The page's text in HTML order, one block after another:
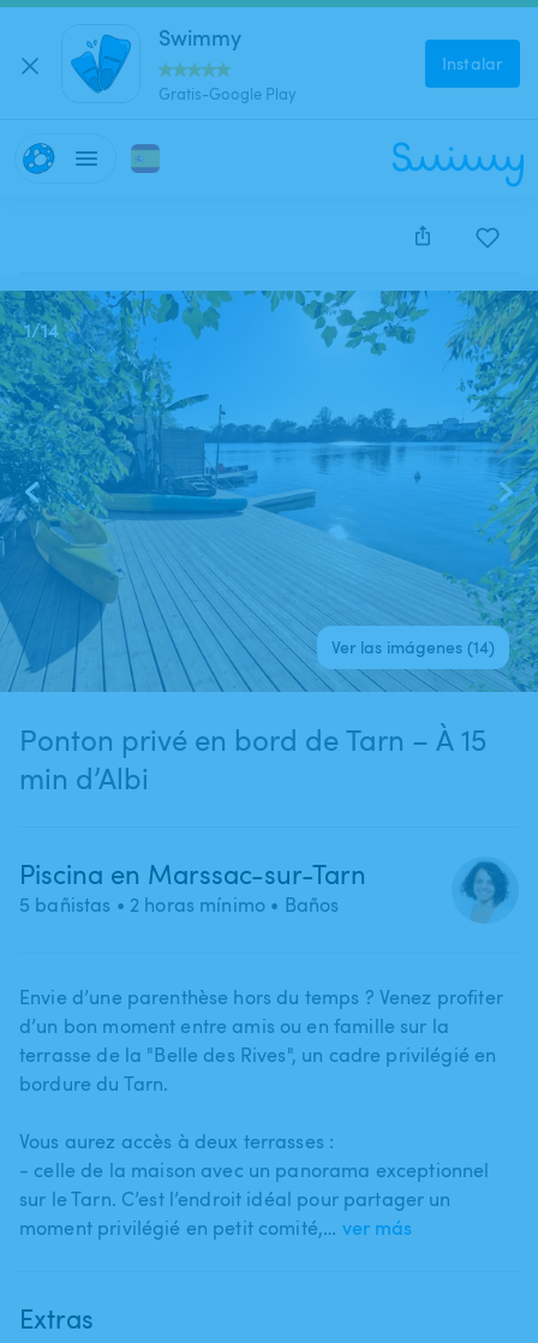
Swimmy
Gratis-Google Play
Instalar
Este anuncio está cerrado y no se puede reservar.
1/14
Ver las imágenes (14)
Ponton privé en bord de Tarn – À 15
min d’Albi
Piscina en Marssac-sur-Tarn
5 bañistas • 2 horas mínimo • Baños
Envie d’une parenthèse hors du temps ? Venez profiter
d’un bon moment entre amis ou en famille sur la
terrasse de la "Belle des Rives"​,​ un cadre privilégié en
bordure du Tarn.
Vous aurez accès à deux terrasses :
- celle de la maison avec un panorama exceptionnel
sur le Tarn. C’est l’endroit idéal pour partager un
moment privilégié en petit comité​,​… ver más
Extras